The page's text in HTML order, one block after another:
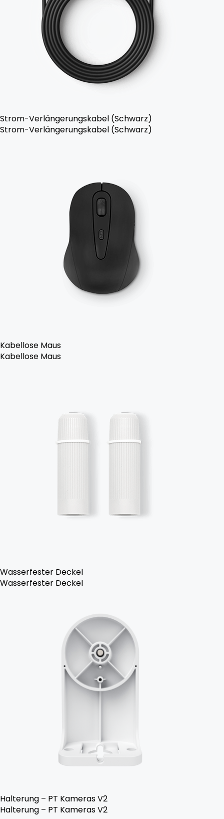
Strom-Verlängerungskabel (Schwarz)
Strom-Verlängerungskabel (Schwarz)
Kabellose Maus
Kabellose Maus
Wasserfester Deckel
Wasserfester Deckel
Halterung – PT Kameras V2
Halterung – PT Kameras V2